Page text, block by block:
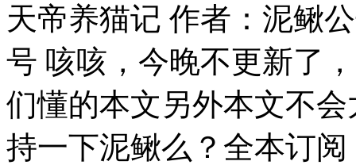
天帝养猫记 作者：泥鳅
号 咳咳，今晚不更新了
们懂的本文另外本文不
持一下泥鳅么？全本订